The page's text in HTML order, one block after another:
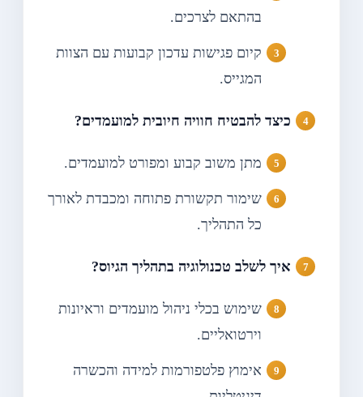
בהתאם לצרכים.
קיום פגישות עדכון קבועות עם הצוות
המגייס.
כיצד להבטיח חוויה חיובית למועמדים?
מתן משוב קבוע ומפורט למועמדים.
שימור תקשורת פתוחה ומכבדת לאורך
כל התהליך.
איך לשלב טכנולוגיה בתהליך הגיוס?
שימוש בכלי ניהול מועמדים וראיונות
וירטואליים.
אימוץ פלטפורמות למידה והכשרה